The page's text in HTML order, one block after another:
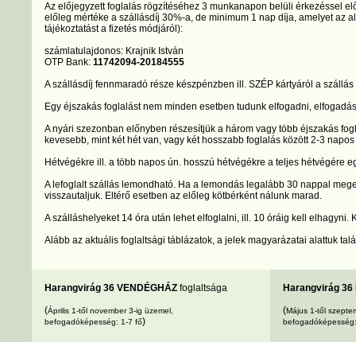
Az előjegyzett foglalás rögzítéséhez 3 munkanapon belüli érkezéssel
előleg mértéke a szállásdíj 30%-a, de minimum 1 nap díja, amelyet az
tájékoztatást a fizetés módjáról):
számlatulajdonos: Krajnik István
OTP Bank: 11742094-20184555
A szállásdíj fennmaradó része készpénzben ill. SZÉP kártyáról a
Egy éjszakás foglalást nem minden esetben tudunk elfogadni,
A nyári szezonban előnyben részesítjük a három vagy több éjszakás
kevesebb, mint két hét van, vagy két hosszabb foglalás között 2-3
Hétvégékre ill. a több napos ún. hosszú hétvégékre a teljes hétvégére
A lefoglalt szállás lemondható. Ha a lemondás legalább 30 nappal
visszautaljuk. Eltérő esetben az előleg kötbérként nálunk marad.
A szálláshelyeket 14 óra után lehet elfoglalni, ill. 10 óráig kell
Alább az aktuális foglaltsági táblázatok, a jelek magyarázatai alattuk
Harangvirág 36 VENDÉGHÁZ foglaltsága
(Április 1-től november 3-ig üzemel,
befogadóképesség: 1-7 fő)
Harangvirág 36
(Május 1-től